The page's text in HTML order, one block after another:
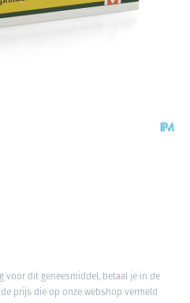
voor dit geneesmiddel, betaal je in de
prijs die op onze webshop vermeld